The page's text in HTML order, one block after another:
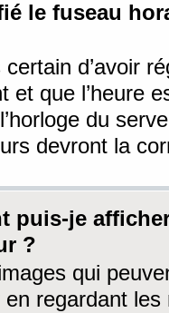
le fuseau
d’avoir
et que l’heure
du
devront la
puis-je
?
qui
en regardant